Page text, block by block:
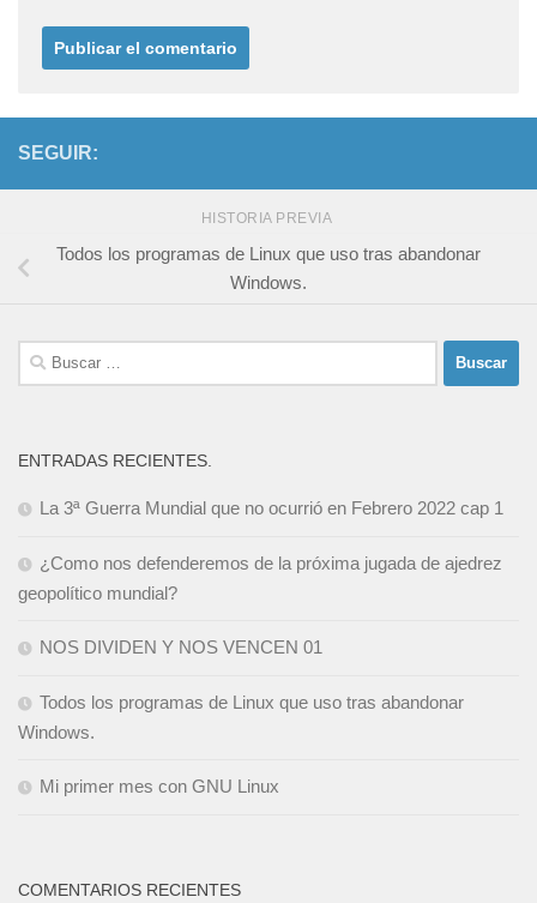
SEGUIR:
HISTORIA PREVIA
Todos los programas de Linux que uso tras abandonar
Windows.
Buscar:
ENTRADAS RECIENTES.
La 3ª Guerra Mundial que no ocurrió en Febrero 2022 cap 1
¿Como nos defenderemos de la próxima jugada de ajedrez
geopolítico mundial?
NOS DIVIDEN Y NOS VENCEN 01
Todos los programas de Linux que uso tras abandonar
Windows.
Mi primer mes con GNU Linux
COMENTARIOS RECIENTES